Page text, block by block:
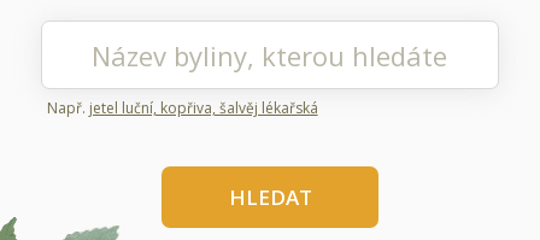
Např. jetel luční, kopřiva, šalvěj lékařská
HLEDAT